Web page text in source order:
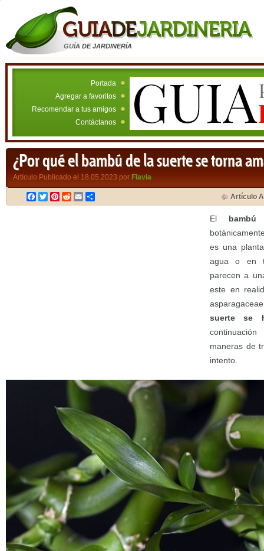
GUÍA DE JARDINERÍA
Portada
Agregar a favoritos
Recomendar a tus amigos
Contáctanos
¿Por qué el bambú de la suerte se torna
Artículo Publicado el 18.05.2023 por Flavia
Facebook
TwitterPinterest
RedditEmail Artículo
El
es una
agua o en
parecen a
este en
suerte se
maneras de
intento.